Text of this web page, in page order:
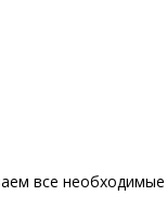
все